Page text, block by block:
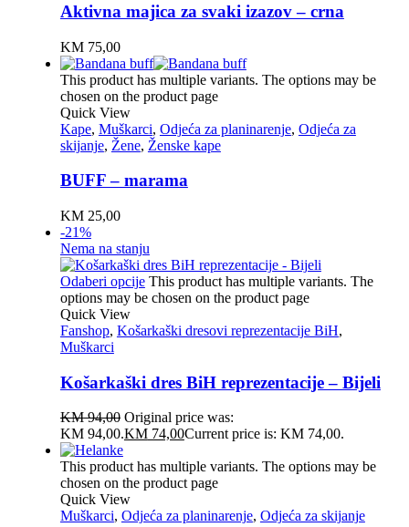
Aktivna majica za svaki izazov – crna
KM75,00
This product has multiple variants. The options may be
chosen on the product page
Quick View
Kape, Muškarci, Odjeća za planinarenje, Odjeća za
skijanje, Žene, Ženske kape
BUFF – marama
KM25,00
-21%
Nema na stanju
Odaberi opcije This product has multiple variants. The
options may be chosen on the product page
Quick View
Fanshop, Košarkaški dresovi reprezentacije BiH,
Muškarci
Košarkaški dres BiH reprezentacije – Bijeli
KM94,00 Original price was:
KM 94,00.KM74,00Current price is: KM 74,00.
This product has multiple variants. The options may be
chosen on the product page
Quick View
Muškarci, Odjeća za planinarenje, Odjeća za skijanje